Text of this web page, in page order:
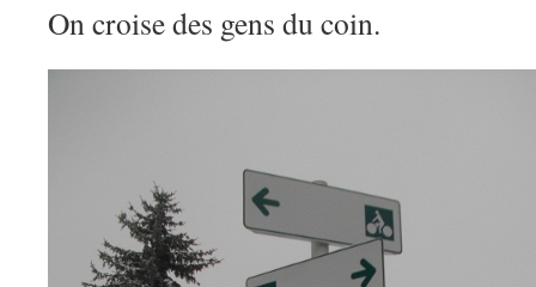
On croise des gens du coin.